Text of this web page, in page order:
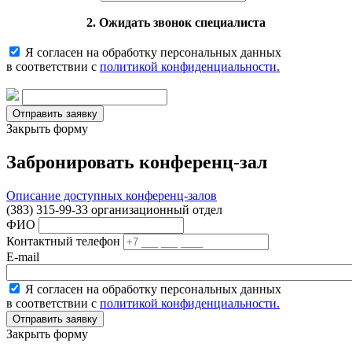
2. Ожидать звонок специалиста
Я согласен на обработку персональных данных
в соответствии с политикой конфиденциальности.
Закрыть форму
Забронировать конференц-зал
Описание доступных конференц-залов
(383) 315-99-33 организационный отдел
ФИО
Контактный телефон
E-mail
Я согласен на обработку персональных данных
в соответствии с политикой конфиденциальности.
Закрыть форму